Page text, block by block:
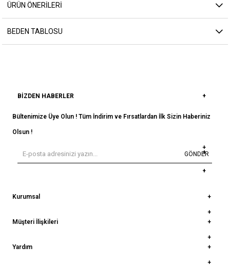
ÜRÜN ÖNERILERI
BEDEN TABLOSU
BIZDEN HABERLER
Bültenimize Üye Olun ! Tüm İndirim ve Fırsatlardan İlk Sizin Haberiniz
Olsun !
GÖNDER
Kurumsal
Müşteri İlişkileri
Yardım